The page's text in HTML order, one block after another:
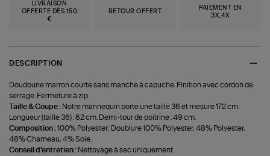
LIVRAISON
OFFERTE DÈS 150
€
RETOUR OFFERT
PAIEMENT EN
3X,4X
DESCRIPTION
Doudoune marron courte sans manche à capuche. Finition avec cordon de
serrage. Fermeture à zip.
Taille & Coupe : Notre mannequin porte une taille 36 et mesure 172 cm.
Longueur (taille 36) : 62 cm. Demi-tour de poitrine : 49 cm.
Composition :100% Polyester; Doublure 100% Polyester, 48% Polyester,
48% Chameau, 4% Soie.
Conseil d'entretien : Nettoyage à sec uniquement.